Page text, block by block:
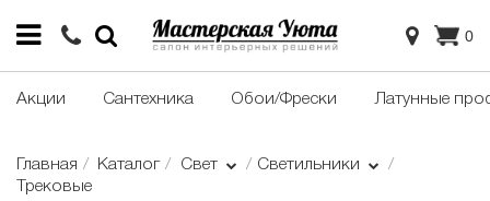
0
Акции Сантехника Обои/Фрески Латунные
Главная Каталог Свет
Светильники
Трековые